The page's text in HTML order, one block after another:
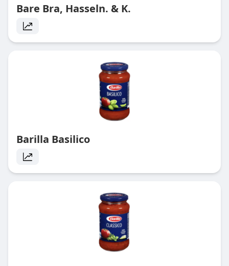
Bare Bra, Hasseln. & K.
Barilla Basilico